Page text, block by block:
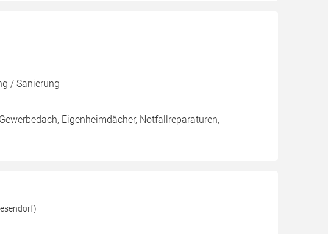
/ Sanierung
Eigenheimdächer, Notfallreparaturen,